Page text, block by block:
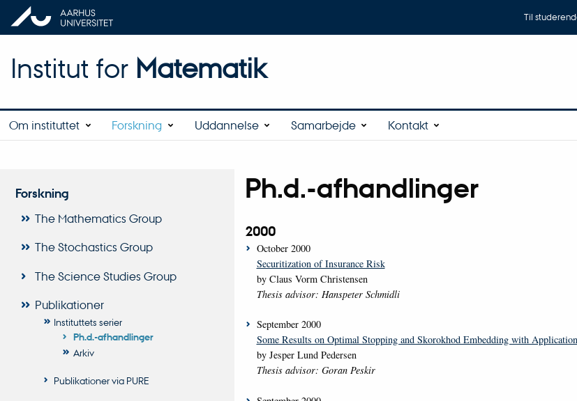
Til
Institut for Matematik
Om instituttet Forskning Uddannelse Samarbejde Kontakt
Forskning
The Mathematics Group
The Stochastics Group
The Science Studies Group
Publikationer
Instituttets serier
Ph.d.-afhandlinger
Arkiv
Publikationer via PURE
Ph.d.-afhandlinger
2000
October 2000
Securitization of Insurance Risk
by Claus Vorm Christensen
Thesis advisor: Hanspeter Schmidli
September 2000
Some Results on Optimal Stopping and Skorokhod Embedding with
by Jesper Lund Pedersen
Thesis advisor: Goran Peskir